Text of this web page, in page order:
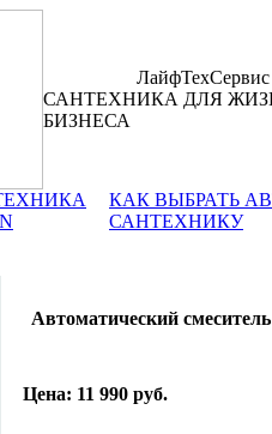
ЛайфТехСервис
САНТЕХНИКА ДЛЯ
БИЗНЕСА
КАК ВЫБРАТЬ
САНТЕХНИКУ
Автоматический
Цена: 11 990 руб.